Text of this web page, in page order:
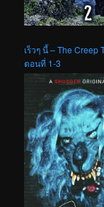
เร็วๆ นี้ – The
ตอนที่ 1-3